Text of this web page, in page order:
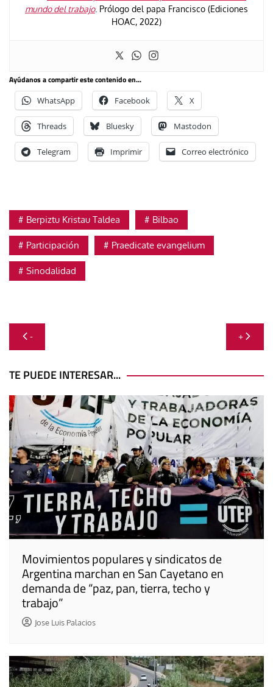
mundo del trabajo. Prólogo del papa Francisco (Ediciones
HOAC, 2022)
Ayúdanos a compartir este contenido en...
WhatsApp Facebook X
Threads Bluesky Mastodon
Telegram Imprimir Correo electrónico
Berpiztu Kristau Taldea Bilbao
Participación Praedicate evangelium
Sinodalidad
Navegación
de
entradas
- +
TE PUEDE INTERESAR...
Movimientos populares y sindicatos de
Argentina marchan en San Cayetano en
demanda de “paz, pan, tierra, techo y
trabajo”
Jose Luis Palacios